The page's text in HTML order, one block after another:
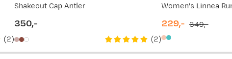
(2)
Shakeout Cap Antler
350,-
(2)
Women's Linnea
discounted
229,-
original
349,-